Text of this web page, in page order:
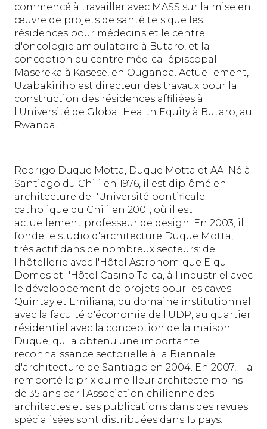
commencé à travailler avec MASS sur la mise en
œuvre de projets de santé tels que les
résidences pour médecins et le centre
d'oncologie ambulatoire à Butaro, et la
conception du centre médical épiscopal
Masereka à Kasese, en Ouganda. Actuellement,
Uzabakiriho est directeur des travaux pour la
construction des résidences affiliées à
l'Université de Global Health Equity à Butaro, au
Rwanda.
Rodrigo Duque Motta, Duque Motta et AA. Né à
Santiago du Chili en 1976, il est diplômé en
architecture de l'Université pontificale
catholique du Chili en 2001, où il est
actuellement professeur de design. En 2003, il
fonde le studio d'architecture Duque Motta,
très actif dans de nombreux secteurs: de
l'hôtellerie avec l'Hôtel Astronomique Elqui
Domos et l'Hôtel Casino Talca, à l'industriel avec
le développement de projets pour les caves
Quintay et Emiliana; du domaine institutionnel
avec la faculté d'économie de l'UDP, au quartier
résidentiel avec la conception de la maison
Duque, qui a obtenu une importante
reconnaissance sectorielle à la Biennale
d'architecture de Santiago en 2004. En 2007, il a
remporté le prix du meilleur architecte moins
de 35 ans par l'Association chilienne des
architectes et ses publications dans des revues
spécialisées sont distribuées dans 15 pays.